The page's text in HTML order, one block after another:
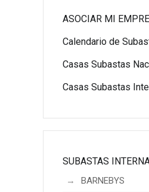
ASOCIAR MI
Calendario de
Casas Subastas
Casas Subastas
SUBASTAS
BARNEBYS